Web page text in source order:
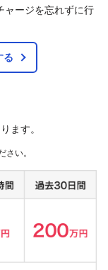
ャージを忘れずに行
る
ます。
さい。